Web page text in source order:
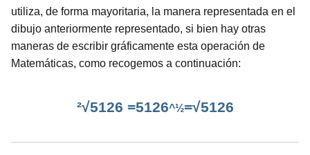
utiliza, de forma mayoritaria, la manera representada en el
dibujo anteriormente representado, si bien hay otras
maneras de escribir gráficamente esta operación de
Matemáticas, como recogemos a continuación:
²√5126 =5126^½=√5126